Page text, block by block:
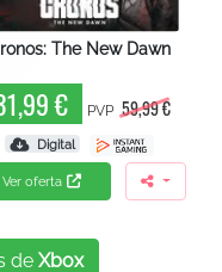
The New Dawn
€ PVP 59,99 €
Digital
Ver oferta
de Xbox